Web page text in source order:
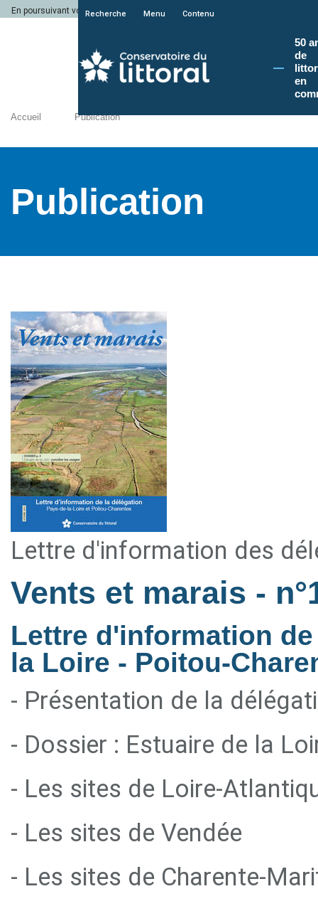
En poursuivant votre navigation sur le site du Conservatoire du littoral, vous
Recherche Menu Contenu
50
de
en
Accueil Publication
Publication
Lettre d'information des
Vents et marais -
Lettre d'information
la Loire - Poitou-
- Présentation de la
- Dossier : Estuaire de la
- Les sites de Loire-
- Les sites de Vendée
- Les sites de Charente-